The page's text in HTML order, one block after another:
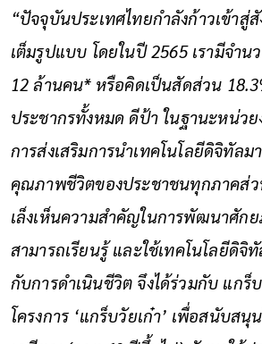
“ปัจจุบันประเทศไทยกำลังก้าวเข้าสู่
เต็มรูปแบบ โดยในปี 2565 เรามีจำ
12 ล้านคน*หรือคิดเป็นสัดส่วน
ประชากรทั้งหมด ดีป้า ในฐานะหน่ว
การส่งเสริมการนำเทคโนโลยีดิจิทัล
คุณภาพชีวิตของประชาชนทุกภาคส่ว
เล็งเห็นความสำคัญในการพัฒนาศัก
สามารถเรียนรู้ และใช้เทคโนโลยีดิจิ
กับการดำเนินชีวิต จึงได้ร่วมกับ แกร็
โครงการ ‘แกร็บวัยเก๋า’ เพื่อสนับสนุ